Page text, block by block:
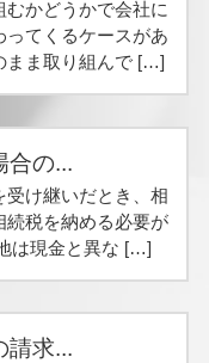
かどうかで会社に
てくるケースがあ
まま取り組んで […]
合の...
け継いだとき、相
続税を納める必要が
は現金と異な […]
請求...